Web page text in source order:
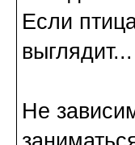
Если
Не